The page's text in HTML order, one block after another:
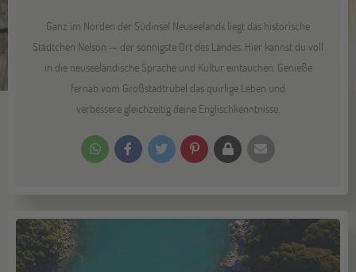
Ganz im Norden der Südinsel Neuseelands liegt das historische
Städtchen Nelson — der sonnigste Ort des Landes. Hier kannst du voll
in die neuseeländische Sprache und Kultur eintauchen. Genieße
fernab vom Großstadtrubel das quirlige Leben und
verbessere gleichzeitig deine Englischkenntnisse.